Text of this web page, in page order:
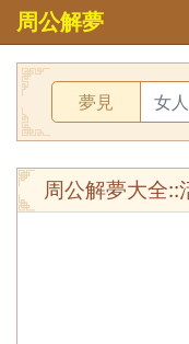
周公解夢
夢見
周公解夢大全::